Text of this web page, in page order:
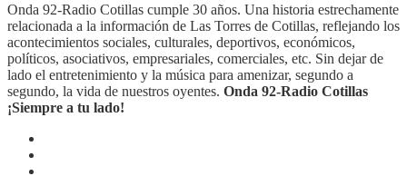
Onda 92-Radio Cotillas cumple 30 años. Una historia estrechamente
relacionada a la información de Las Torres de Cotillas, reflejando los
acontecimientos sociales, culturales, deportivos, económicos,
políticos, asociativos, empresariales, comerciales, etc. Sin dejar de
lado el entretenimiento y la música para amenizar, segundo a
segundo, la vida de nuestros oyentes. Onda 92-Radio Cotillas
¡Siempre a tu lado!